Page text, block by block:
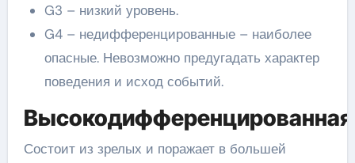
G3 – низкий уровень.
G4 – недифференцированные – наиболее
опасные. Невозможно предугадать характер
поведения и исход событий.
Высокодифференцированная
Состоит из зрелых и поражает в большей